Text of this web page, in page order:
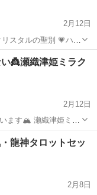
2月12日
スタルの聖別 💗ハー
ヒーリング
👸瀬織津姫ミラク
2月12日
津姫ミラ
ネルギーの高い神
き 今回は富士
神社
龍神タロットセッ
2月8日